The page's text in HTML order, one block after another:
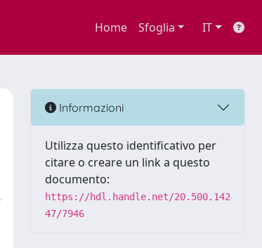
Home Sfoglia IT
Informazioni
Utilizza questo identificativo per
citare o creare un link a questo
documento:
https://hdl.handle.net/20.500.142
47/7946